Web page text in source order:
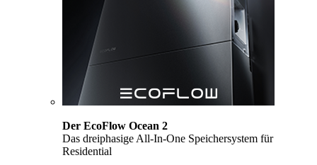
Der EcoFlow Ocean 2
Das dreiphasige All-In-One Speichersystem für
Residential